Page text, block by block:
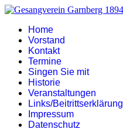
Home
Vorstand
Kontakt
Termine
Singen Sie mit
Historie
Veranstaltungen
Links/Beitrittserklärung
Impressum
Datenschutz